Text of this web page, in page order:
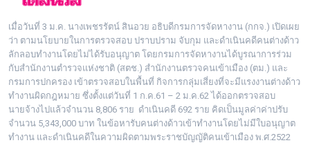
เมื่อวันที่ 3 ม.ค. นางเพชรรัตน์ สินอวย อธิบดีกรมการจัดหางาน (กกจ.) เปิดเผย
ว่า ตามนโยบายในการตรวจสอบ ปราบปราม จับกุม และดำเนินคดีคนต่างด้าว
ลักลอบทำงานโดยไม่ได้รับอนุญาต โดยกรมการจัดหางานได้บูรณาการร่วม
กับสำนักงานตำรวจแห่งชาติ (สตช.) สำนักงานตรวจคนเข้าเมือง (ตม.) และ
กรมการปกครอง เข้าตรวจสอบในพื้นที่ กิจการกลุ่มเสี่ยงที่จะมีแรงงานต่างด้าว
ทำงานผิดกฎหมาย ซึ่งตั้งแต่วันที่ 1 ก.ค.61 – 2 ม.ค.62 ได้ออกตรวจสอบ
นายจ้างไปแล้วจำนวน 8,806 ราย ดำเนินคดี 692 ราย คิดเป็นมูลค่าค่าปรับ
จำนวน 5,343,000 บาท ในข้อหารับคนต่างด้าวเข้าทำงานโดยไม่มีใบอนุญาต
ทำงาน และดำเนินคดีในความผิดตามพระราชบัญญัติคนเข้าเมือง พ.ศ.2522